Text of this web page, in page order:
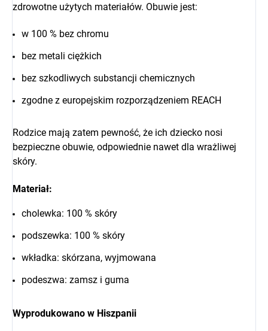
zdrowotne użytych materiałów. Obuwie jest:
w 100 % bez chromu
bez metali ciężkich
bez szkodliwych substancji chemicznych
zgodne z europejskim rozporządzeniem REACH
Rodzice mają zatem pewność, że ich dziecko nosi
bezpieczne obuwie, odpowiednie nawet dla wrażliwej
skóry.
Materiał:
cholewka: 100 % skóry
podszewka: 100 % skóry
wkładka: skórzana, wyjmowana
podeszwa: zamsz i guma
Wyprodukowano w Hiszpanii